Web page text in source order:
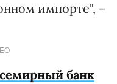
импорте", –
банк